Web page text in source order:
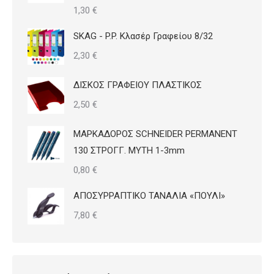
1,30 €
SKAG - P.P. Κλασέρ Γραφείου 8/32
2,30 €
ΔΙΣΚΟΣ ΓΡΑΦΕΙΟΥ ΠΛΑΣΤΙΚΟΣ
2,50 €
ΜΑΡΚΑΔΟΡΟΣ SCHNEIDER PERMANENT
130 ΣΤΡΟΓΓ. ΜΥΤΗ 1-3mm
0,80 €
ΑΠΟΣΥΡΡΑΠΤΙΚΟ ΤΑΝΑΛΙΑ «ΠΟΥΛΙ»
7,80 €